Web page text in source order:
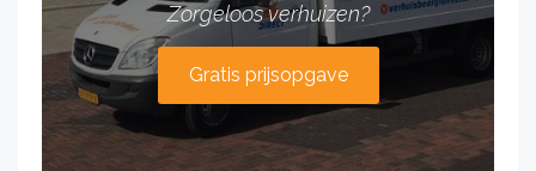
Zorgeloos verhuizen?
Gratis prijsopgave